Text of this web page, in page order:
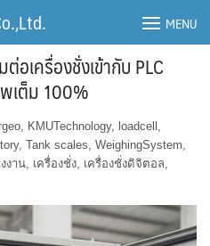
MENU
อเครื่องชั่งเข้ากับ PLC
เต็ม 100%
, KMUTechnology, loadcell ,
, Tank scales, WeighingSystem,
งาน, เครื่องชั่ง, เครื่องชั่งดิจิตอล,